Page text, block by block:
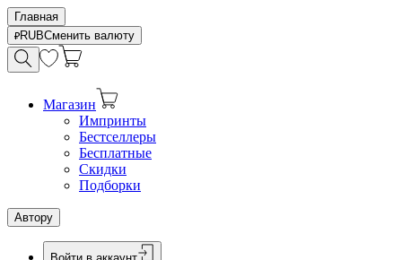
Главная
RUBСменить валюту
Магазин
Импринты
Бестселлеры
Бесплатные
Скидки
Подборки
Автору